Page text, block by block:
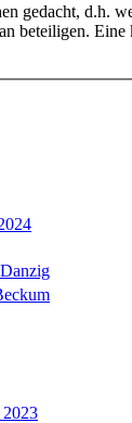
gedacht, d.h.
beteiligen. Eine